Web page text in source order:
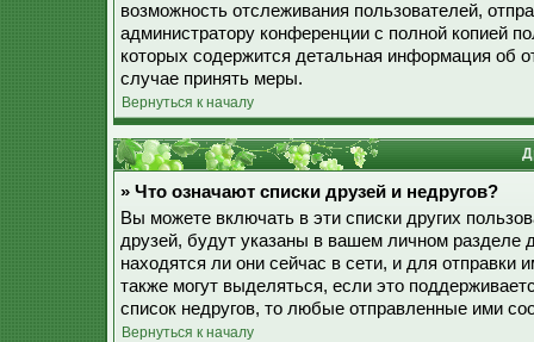
возможность отслеживания пользователей,
администратору конференции с полной копией
которых содержится детальная информация об
случае принять меры.
Вернуться к началу
» Что означают списки друзей и недругов?
Вы можете включать в эти списки других
друзей, будут указаны в вашем личном разделе
находятся ли они сейчас в сети, и для
также могут выделяться, если это
список недругов, то любые отправленные ими
Вернуться к началу